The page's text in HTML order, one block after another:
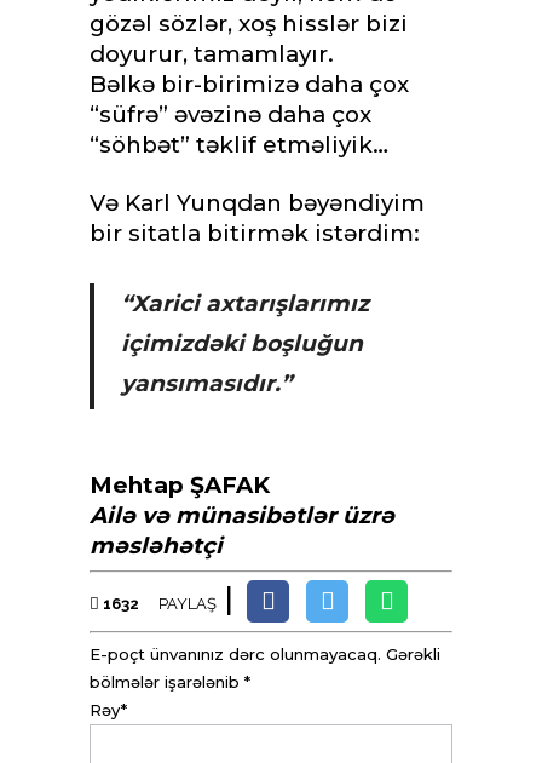
gözəl sözlər, xoş hisslər bizi
doyurur, tamamlayır.
Bəlkə bir-birimizə daha çox
“süfrə” əvəzinə daha çox
“söhbət” təklif etməliyik…
Və Karl Yunqdan bəyəndiyim
bir sitatla bitirmək istərdim:
“Xarici axtarışlarımız
içimizdəki boşluğun
yansımasıdır.”
Mehtap ŞAFAK
Ailə və münasibətlər üzrə
məsləhətçi
1632 PAYLAŞ |
E-poçt ünvanınız dərc olunmayacaq. Gərəkli
bölmələr işarələnib *
Rəy*